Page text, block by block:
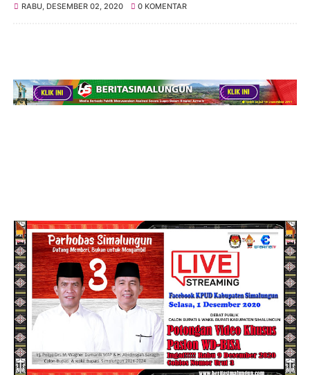
RABU, DESEMBER 02, 2020 0 KOMENTAR